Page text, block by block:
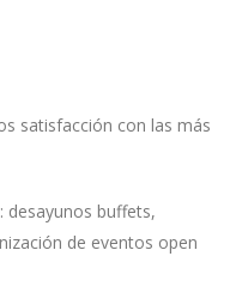
satisfacción con las más
buffets,
de eventos open